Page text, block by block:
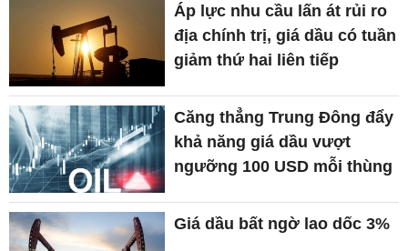
Áp lực nhu cầu lấn át rủi ro
địa chính trị, giá dầu có tuần
giảm thứ hai liên tiếp
Căng thẳng Trung Đông đẩy
khả năng giá dầu vượt
ngưỡng 100 USD mỗi thùng
Giá dầu bất ngờ lao dốc 3%